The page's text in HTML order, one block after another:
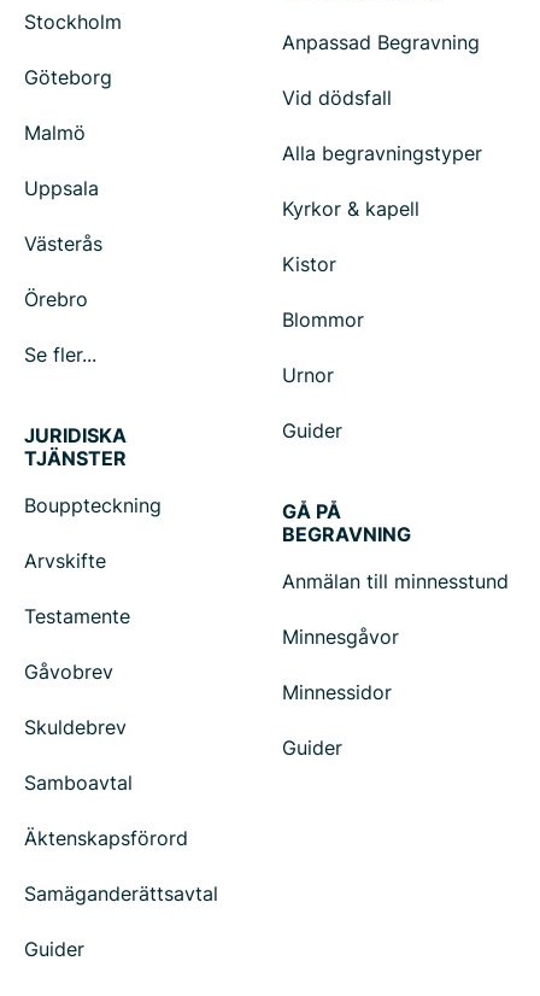
Stockholm
Göteborg
Malmö
Uppsala
Västerås
Örebro
Se fler...
Anpassad Begravning
Vid dödsfall
Alla begravningstyper
Kyrkor & kapell
Kistor
Blommor
Urnor
Guider
JURIDISKA
TJÄNSTER
Bouppteckning
Arvskifte
Testamente
Gåvobrev
Skuldebrev
Samboavtal
Äktenskapsförord
Samäganderättsavtal
Guider
GÅ PÅ
BEGRAVNING
Anmälan till minnesstund
Minnesgåvor
Minnessidor
Guider